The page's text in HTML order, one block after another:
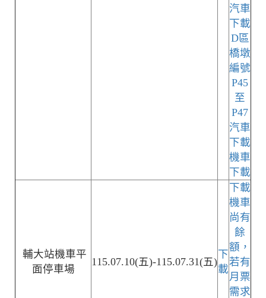
汽車
下載
D區
橋墩
編號
P45
至
P47
汽車
下載
機車
下載
輔大站機車平
面停車場
115.07.10(五)-115.07.31(五)
下
載
下載
機車
尚有
餘
額，
若有
月票
需求